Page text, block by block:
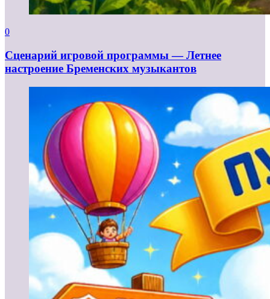
0
Сценарий игровой программы — Летнее
настроение Бременских музыкантов